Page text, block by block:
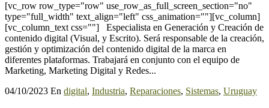
[vc_row row_type="row" use_row_as_full_screen_section="no"
type="full_width" text_align="left" css_animation=""][vc_column]
[vc_column_text css=""] Especialista en Generación y Creación de
contenido digital (Visual, y Escrito). Será responsable de la creación,
gestión y optimización del contenido digital de la marca en
diferentes plataformas. Trabajará en conjunto con el equipo de
Marketing, Marketing Digital y Redes...
04/10/2023 En digital, Industria, Reparaciones, Sistemas, Uruguay